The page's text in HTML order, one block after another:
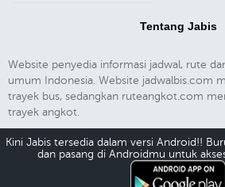
Tentang Jabis
Website penyedia informasi jadwal, rute
umum Indonesia. Website jadwalbis.com
trayek bus, sedangkan ruteangkot.com
trayek angkot.
Kini Jabis tersedia dalam versi Android!!
dan pasang di Androidmu untuk